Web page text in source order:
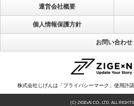
運営会社概要
個人情報保護方針
お問い合わせ
株式会社じげんは「プライバシーマーク」使用許
(C) ZIGExN CO., LTD. ALL